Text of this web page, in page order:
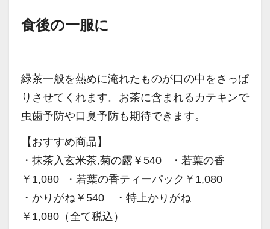
食後の一服に
緑茶一般を熱めに淹れたものが口の中をさっぱ
りさせてくれます。お茶に含まれるカテキンで
虫歯予防や口臭予防も期待できます。
【おすすめ商品】
・抹茶入玄米茶,菊の露￥540 ・若葉の香
￥1,080 ・若葉の香ティーパック￥1,080
・かりがね￥540 ・特上かりがね
￥1,080（全て税込）